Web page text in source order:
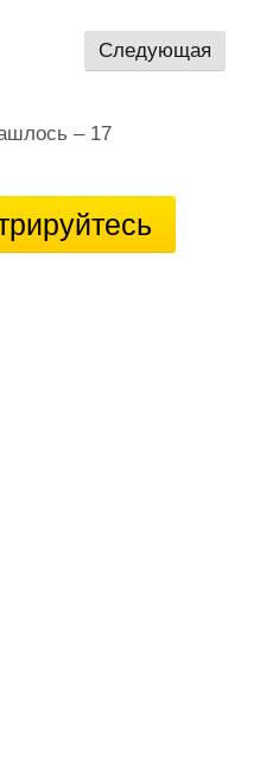
Следующая
– 17